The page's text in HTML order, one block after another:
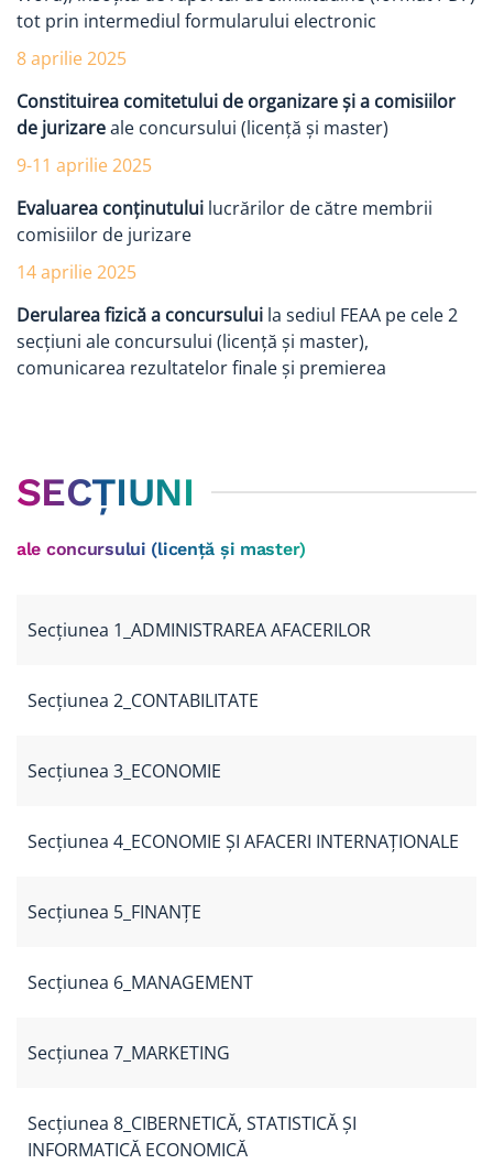
tot prin intermediul formularului electronic
8 aprilie 2025
Constituirea comitetului de organizare și a comisiilor
de jurizareale concursului (licență și master)
9-11 aprilie 2025
Evaluarea conținutului lucrărilor de către membrii
comisiilor de jurizare
14 aprilie 2025
Derularea fizică a concursului la sediul FEAA pe cele 2
secțiuni ale concursului (licență și master),
comunicarea rezultatelor finale și premierea
SECȚIUNI
ale concursului (licență și master)
Secțiunea 1_ADMINISTRAREA AFACERILOR
Secțiunea 2_CONTABILITATE
Secțiunea 3_ECONOMIE
Secțiunea 4_ECONOMIE ȘI AFACERI INTERNAȚIONALE
Secțiunea 5_FINANȚE
Secțiunea 6_MANAGEMENT
Secțiunea 7_MARKETING
Secțiunea 8_CIBERNETICĂ, STATISTICĂ ȘI
INFORMATICĂ ECONOMICĂ